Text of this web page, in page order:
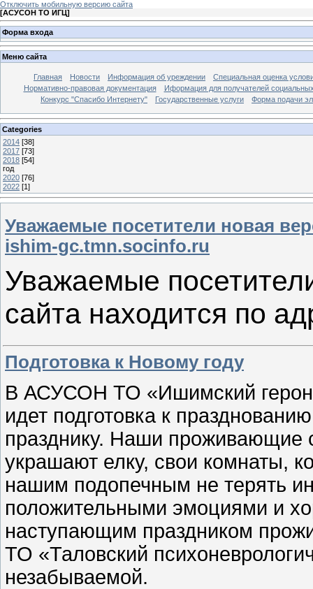
Отключить мобильную версию сайта
[АСУСОН ТО ИГЦ]
Форма входа
Меню сайта
Главная Новости Информация об уреждении
Специальная оценка
Нормативно-правовая документация
Иформация для получателей
Конкурс "Спасибо Интернету"
Государственные услуги Форма подачи
Categories
2014 [38]
2017 [73]
2018 [54]
год
2020 [76]
2022 [1]
Уважаемые посетители новая
ishim-gc.tmn.socinfo.ru
Уважаемые
сайта находится по
Подготовка к Новому году
В АСУСОН ТО «Ишимский
идет подготовка к
празднику. Наши проживающие
украшают елку, свои комнаты,
нашим подопечным не терять
положительными эмоциями и
наступающим праздником
ТО «Таловский
незабываемой.